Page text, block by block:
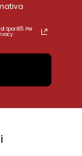
Sport85. Per